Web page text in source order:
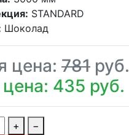
STANDARD
Шоколад
цена: 781 руб.
435 руб.
+
−